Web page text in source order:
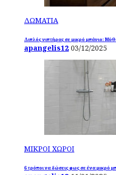
ΔΩΜΑΤΙΑ
Διπλός νιπτήρας σε μικρό μπάνιο:
apangelis12 03/12/2025
ΜΙΚΡΟΙ ΧΩΡΟΙ
6 τρόποι να δώσεις φως σε ένα μικρό